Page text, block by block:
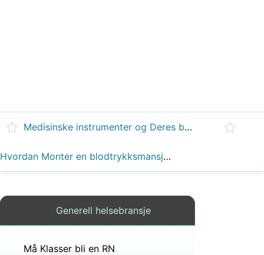
Medisinske instrumenter og Deres bruksområder
Hvordan Monter en blodtrykksmansjett
Generell helsebransje
Må Klasser bli en RN